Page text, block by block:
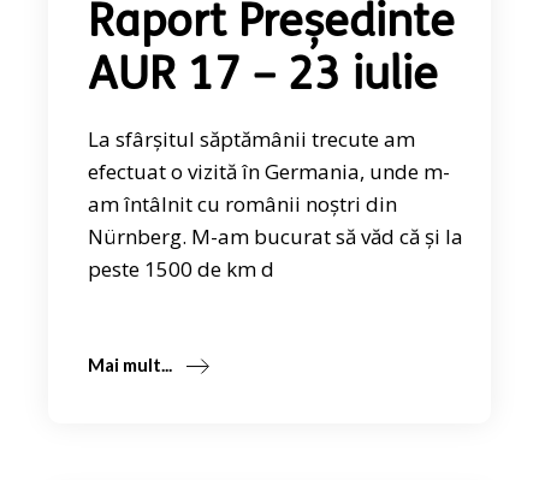
Raport Președinte
AUR 17 – 23 iulie
La sfârșitul săptămânii trecute am
efectuat o vizită în Germania, unde m-
am întâlnit cu românii noștri din
Nürnberg. M-am bucurat să văd că și la
peste 1500 de km d
Mai mult...